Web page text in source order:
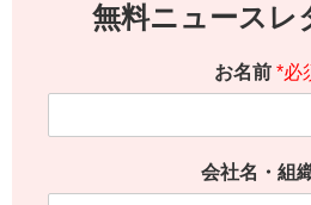
無料ニュースレ
お名前 *必
会社名・組